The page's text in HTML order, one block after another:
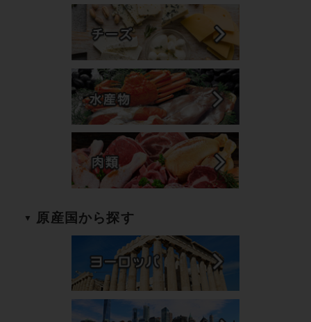
原産国から探す